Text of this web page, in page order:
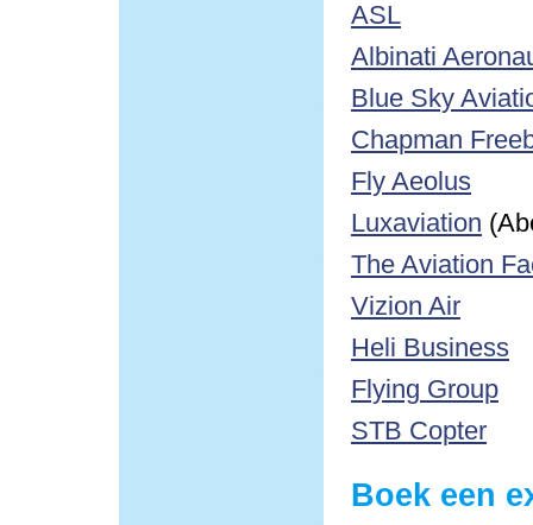
ASL
Albinati
Blue Sky
Chapman
Fly Aeolus
Luxaviation
The Aviation
Vizion Air
Heli Business
Flying Group
STB Copter
Boek een